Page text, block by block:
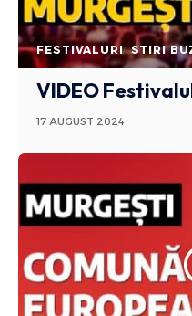
FESTIVALURI STIRI
VIDEO
17 AUGUST 2024